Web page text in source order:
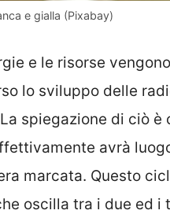
e gialla (Pixabay)
e le risorse vengono
lo sviluppo delle
spiegazione di ciò è
avrà
marcata. Questo
oscilla tra i due ed i